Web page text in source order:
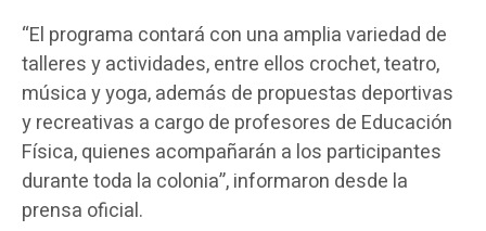
“El programa contará con una amplia variedad de
talleres y actividades, entre ellos crochet, teatro,
música y yoga, además de propuestas deportivas
y recreativas a cargo de profesores de Educación
Física, quienes acompañarán a los participantes
durante toda la colonia”, informaron desde la
prensa oficial.